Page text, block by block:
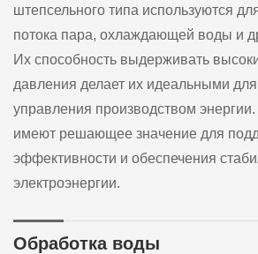
штепсельного типа используются
потока пара, охлаждающей воды и
Их способность выдерживать
давления делает их идеальными
управления производством
имеют решающее значение для
эффективности и обеспечения
электроэнергии.
Обработка воды